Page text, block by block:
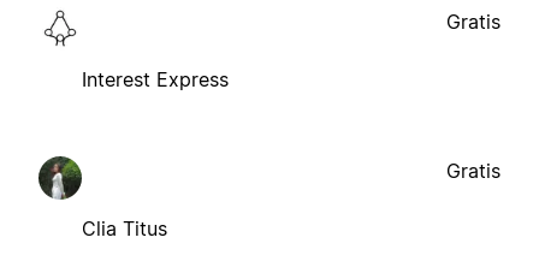
Interest Express
Gratis
Clia Titus
Gratis